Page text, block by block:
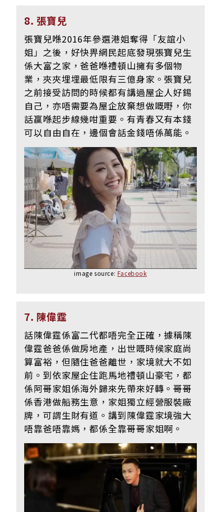
8. 張寶兒
張寶兒喺2016年參選港姐奪得「友誼小
姐」之後，好快畀網民起底發現張寶兒生
係大富之家，爸爸喺禮頓山擁有多個物
業，夾夾埋埋最低限有三億身家。張寶兒
之前接受訪問的時候都有講過屋企人好錫
自己，亦唔需要為屋企放棄想做嘅嘢，你
話贏喺起步線幾咁重要。有青春又有本錢
可以自由自在，邊個會話金錢唔係萬能。
image source: Facebook
7. 陳偉霆
話陳偉霆係富二代都唔完全正確，據稱陳
偉霆爸爸係做房地產，出世嘅時候家庭尚
算富裕，但隨住爸爸離世，家境就大不如
前。到依家屋企住跑馬地禮頓山豪宅，都
係阿哥家姐係海外歸來先帶來好轉。哥哥
係香港做船務生意，家姐獨立經營服裝廠
牌，可謂生財有道。講到陳偉霆家境強大
唔靠爸唔靠媽，都係全靠哥哥家姐啊。